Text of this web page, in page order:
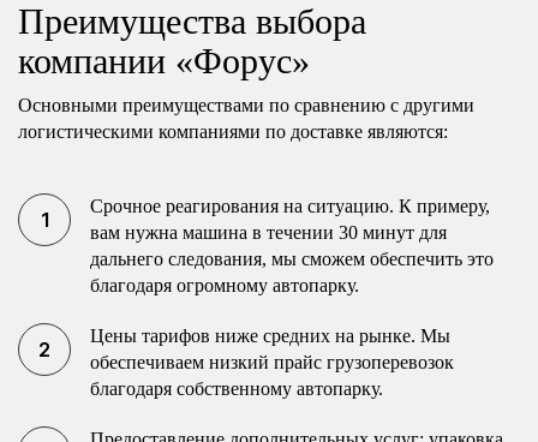
Преимущества выбора
компании «Форус»
Основными преимуществами по сравнению с другими
логистическими компаниями по доставке являются:
Срочное реагирования на ситуацию. К примеру,
вам нужна машина в течении 30 минут для
дальнего следования, мы сможем обеспечить это
благодаря огромному автопарку.
Цены тарифов ниже средних на рынке. Мы
обеспечиваем низкий прайс грузоперевозок
благодаря собственному автопарку.